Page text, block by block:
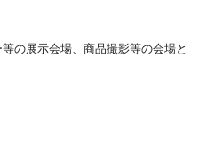
の展示会場、商品撮影等の会場と